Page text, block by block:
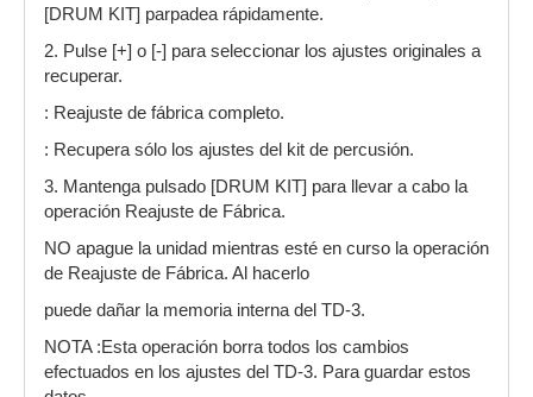
[DRUM KIT] parpadea rápidamente.
2. Pulse [+] o [-] para seleccionar los ajustes originales a
recuperar.
: Reajuste de fábrica completo.
: Recupera sólo los ajustes del kit de percusión.
3. Mantenga pulsado [DRUM KIT] para llevar a cabo la
operación Reajuste de Fábrica.
NO apague la unidad mientras esté en curso la operación
de Reajuste de Fábrica. Al hacerlo
puede dañar la memoria interna del TD-3.
NOTA :Esta operación borra todos los cambios
efectuados en los ajustes del TD-3. Para guardar estos